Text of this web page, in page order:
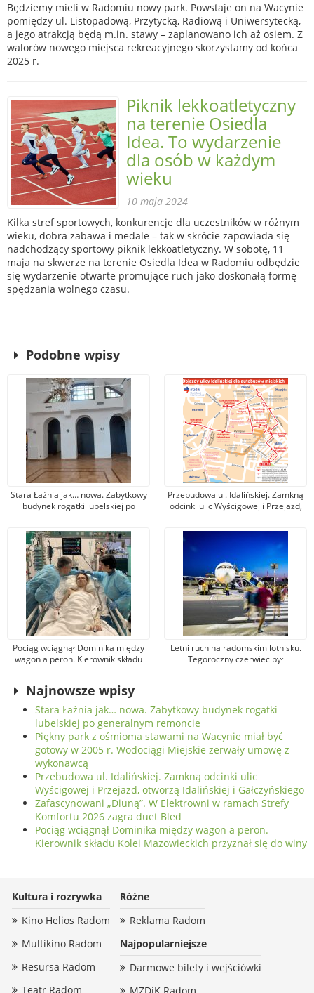
Będziemy mieli w Radomiu nowy park. Powstaje on na Wacynie
pomiędzy ul. Listopadową, Przytycką, Radiową i Uniwersytecką,
a jego atrakcją będą m.in. stawy – zaplanowano ich aż osiem. Z
walorów nowego miejsca rekreacyjnego skorzystamy od końca
2025 r.
Piknik lekkoatletyczny
na terenie Osiedla
Idea. To wydarzenie
dla osób w każdym
wieku
10 maja 2024
Kilka stref sportowych, konkurencje dla uczestników w różnym
wieku, dobra zabawa i medale – tak w skrócie zapowiada się
nadchodzący sportowy piknik lekkoatletyczny. W sobotę, 11
maja na skwerze na terenie Osiedla Idea w Radomiu odbędzie
się wydarzenie otwarte promujące ruch jako doskonałą formę
spędzania wolnego czasu.
Podobne wpisy
Stara Łaźnia jak… nowa. Zabytkowy
budynek rogatki lubelskiej po
Przebudowa ul. Idalińskiej. Zamkną
odcinki ulic Wyścigowej i Przejazd,
Pociąg wciągnął Dominika między
wagon a peron. Kierownik składu
Letni ruch na radomskim lotnisku.
Tegoroczny czerwiec był
Najnowsze wpisy
Stara Łaźnia jak… nowa. Zabytkowy budynek rogatki
lubelskiej po generalnym remoncie
Piękny park z ośmioma stawami na Wacynie miał być
gotowy w 2005 r. Wodociągi Miejskie zerwały umowę z
wykonawcą
Przebudowa ul. Idalińskiej. Zamkną odcinki ulic
Wyścigowej i Przejazd, otworzą Idalińskiej i Gałczyńskiego
Zafascynowani „Diuną”. W Elektrowni w ramach Strefy
Komfortu 2026 zagra duet Bled
Pociąg wciągnął Dominika między wagon a peron.
Kierownik składu Kolei Mazowieckich przyznał się do winy
Kultura i rozrywka
Kino Helios Radom
Multikino Radom
Resursa Radom
Teatr Radom
Różne
Reklama Radom
Najpopularniejsze
Darmowe bilety i wejściówki